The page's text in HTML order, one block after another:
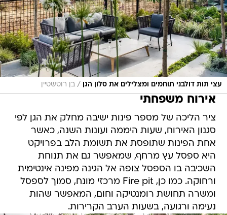
עצי תות דולבני תוחמים ומצלילים את סלון הגן / בן רוטשטיין
אירוח משפחתי
ציר הליכה של מספר פינות ישיבה מחלק את הגן לפי
סגנון האירוח, שעות היממה ועונות השנה, כאשר
אחת הפינות שתופסת את תשומת הלב בפרויקט
היא ספסל עץ מרחף, שמאפשר גם את תנוחת
השכיבה בו הספסל צופה אל הגינה מפינה אינטימית
ורחוקה. כמו כן, Fire pit מרכזי מונח, סמוך לספסל
ומשרה תחושת רומנטיקה וחום, המאפשר שהות
נעימה ורגועה, בשעות הערב הקרירות.